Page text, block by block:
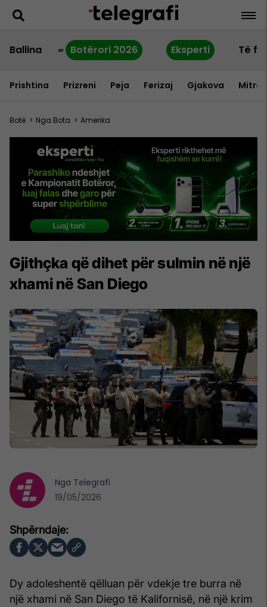
Ballina Botërori 2026 Eksperti Të
Prishtina Prizreni Peja Ferizaj Gjakova
Botë > Nga Bota > Amerika
Gjithçka që dihet për sulmin në një
xhami në San Diego
Dy adoleshentë qëlluan për vdekje tre burra në
një xhami në San Diego të Kalifornisë, në një krim
Nga Telegrafi
19/05/2026